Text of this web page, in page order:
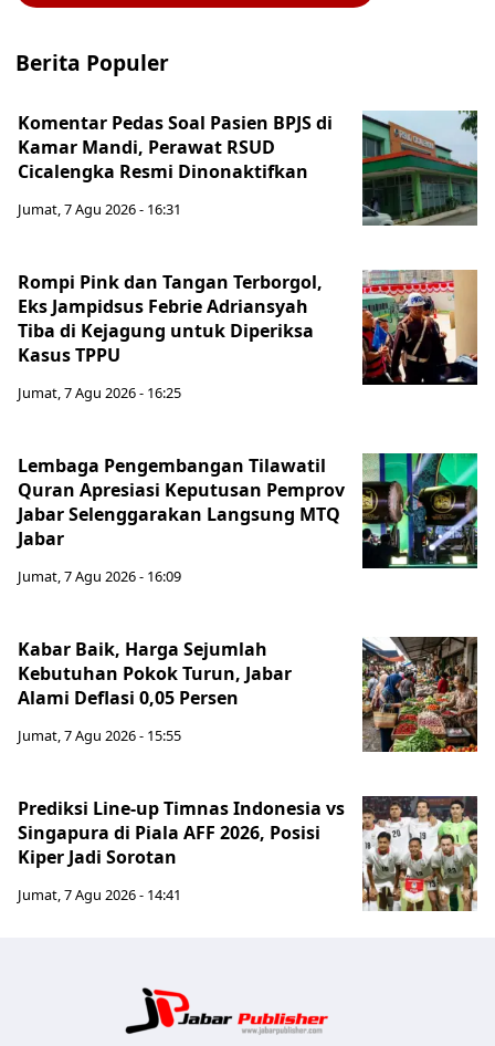
Berita Populer
Komentar Pedas Soal Pasien BPJS di
Kamar Mandi, Perawat RSUD
Cicalengka Resmi Dinonaktifkan
Jumat, 7 Agu 2026 - 16:31
Rompi Pink dan Tangan Terborgol,
Eks Jampidsus Febrie Adriansyah
Tiba di Kejagung untuk Diperiksa
Kasus TPPU
Jumat, 7 Agu 2026 - 16:25
Lembaga Pengembangan Tilawatil
Quran Apresiasi Keputusan Pemprov
Jabar Selenggarakan Langsung MTQ
Jabar
Jumat, 7 Agu 2026 - 16:09
Kabar Baik, Harga Sejumlah
Kebutuhan Pokok Turun, Jabar
Alami Deflasi 0,05 Persen
Jumat, 7 Agu 2026 - 15:55
Prediksi Line-up Timnas Indonesia vs
Singapura di Piala AFF 2026, Posisi
Kiper Jadi Sorotan
Jumat, 7 Agu 2026 - 14:41